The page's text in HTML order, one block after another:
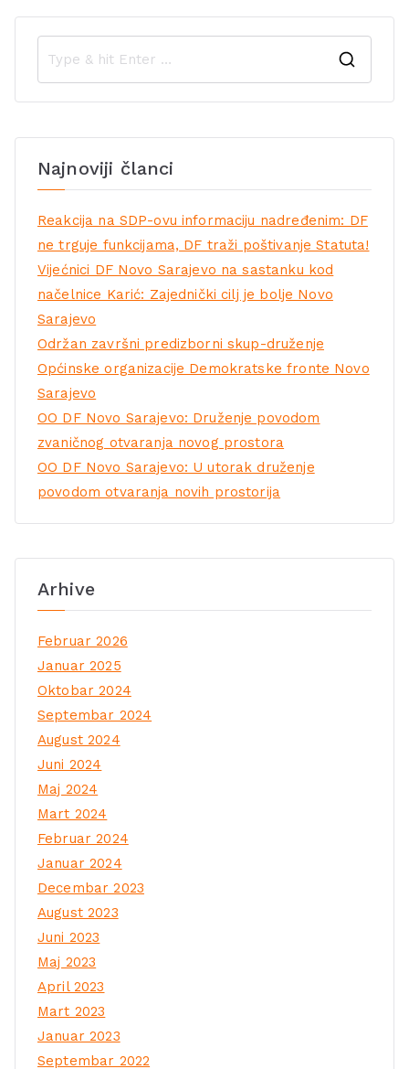
Najnoviji članci
Reakcija na SDP-ovu informaciju nadređenim: DF
ne trguje funkcijama, DF traži poštivanje Statuta!
Vijećnici DF Novo Sarajevo na sastanku kod
načelnice Karić: Zajednički cilj je bolje Novo
Sarajevo
Održan završni predizborni skup-druženje
Općinske organizacije Demokratske fronte Novo
Sarajevo
OO DF Novo Sarajevo: Druženje povodom
zvaničnog otvaranja novog prostora
OO DF Novo Sarajevo: U utorak druženje
povodom otvaranja novih prostorija
Arhive
Februar 2026
Januar 2025
Oktobar 2024
Septembar 2024
August 2024
Juni 2024
Maj 2024
Mart 2024
Februar 2024
Januar 2024
Decembar 2023
August 2023
Juni 2023
Maj 2023
April 2023
Mart 2023
Januar 2023
Septembar 2022